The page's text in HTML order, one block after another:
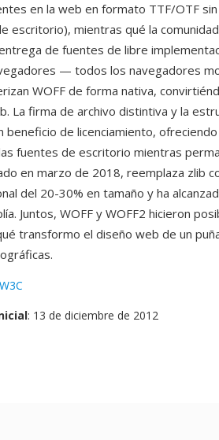
en la web en formato TTF/OTF
escritorio), mientras qué la
de fuentes de libre
— todos los navegadores
WOFF de forma nativa,
La firma de archivo distintiva y la
beneficio de licenciamiento,
fuentes de escritorio mientras
en marzo de 2018, reemplaza zlib
del 20-30% en tamaño y ha
Juntos, WOFF y WOFF2 hicieron
transformo el diseño web de un
W3C
: 13 de diciembre de 2012